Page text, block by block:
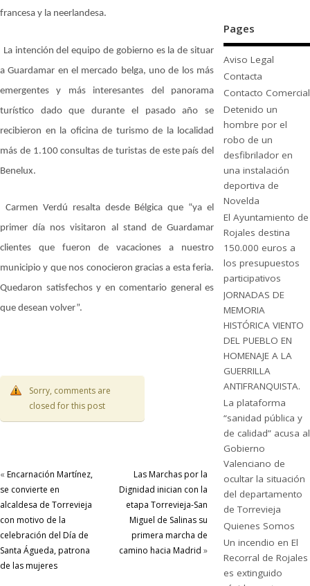
francesa y la neerlandesa.
La intención del equipo de gobierno es la de situar
a Guardamar en el mercado belga, uno de los más
emergentes y más interesantes del panorama
turístico dado que durante el pasado año se
recibieron en la oficina de turismo de la localidad
más de 1.100 consultas de turistas de este país del
Benelux.
Carmen Verdú resalta desde Bélgica que “ya el
primer día nos visitaron al stand de Guardamar
clientes que fueron de vacaciones a nuestro
municipio y que nos conocieron gracias a esta feria.
Quedaron satisfechos y en comentario general es
que desean volver”.
Sorry, comments are
closed for this post
« Encarnación Martínez,
se convierte en
alcaldesa de Torrevieja
con motivo de la
celebración del Día de
Santa Águeda, patrona
de las mujeres
Las Marchas por la
Dignidad inician con la
etapa Torrevieja-San
Miguel de Salinas su
primera marcha de
camino hacia Madrid »
Pages
Aviso Legal
Contacta
Contacto Comercial
Detenido un
hombre por el
robo de un
desfibrilador en
una instalación
deportiva de
Novelda
El Ayuntamiento de
Rojales destina
150.000 euros a
los presupuestos
participativos
JORNADAS DE
MEMORIA
HISTÓRICA VIENTO
DEL PUEBLO EN
HOMENAJE A LA
GUERRILLA
ANTIFRANQUISTA.
La plataforma
“sanidad pública y
de calidad” acusa al
Gobierno
Valenciano de
ocultar la situación
del departamento
de Torrevieja
Quienes Somos
Un incendio en El
Recorral de Rojales
es extinguido